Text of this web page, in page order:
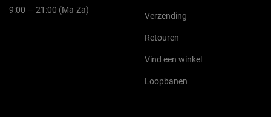
9:00 — 21:00 (Ma-Za)
Verzending
Retouren
Vind een winkel
Loopbanen